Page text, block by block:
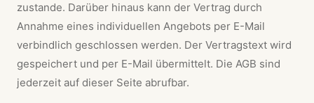
zustande. Darüber hinaus kann der Vertrag durch
Annahme eines individuellen Angebots per E-Mail
verbindlich geschlossen werden. Der Vertragstext wird
gespeichert und per E-Mail übermittelt. Die AGB sind
jederzeit auf dieser Seite abrufbar.